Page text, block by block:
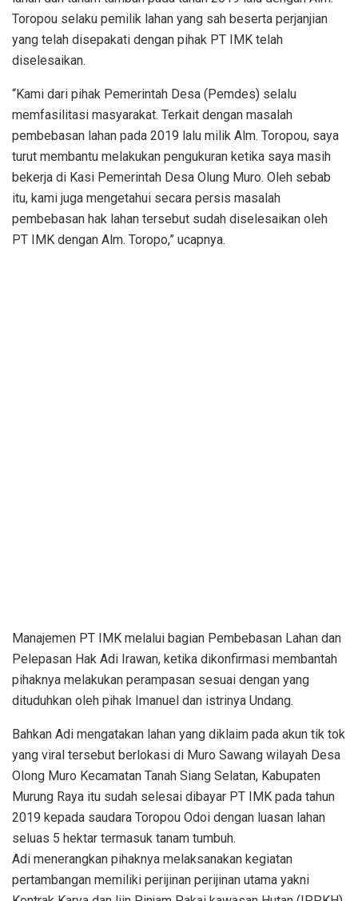
Toropou selaku pemilik lahan yang sah beserta perjanjian
yang telah disepakati dengan pihak PT IMK telah
diselesaikan.
“Kami dari pihak Pemerintah Desa (Pemdes) selalu
memfasilitasi masyarakat. Terkait dengan masalah
pembebasan lahan pada 2019 lalu milik Alm. Toropou, saya
turut membantu melakukan pengukuran ketika saya masih
bekerja di Kasi Pemerintah Desa Olung Muro. Oleh sebab
itu, kami juga mengetahui secara persis masalah
pembebasan hak lahan tersebut sudah diselesaikan oleh
PT IMK dengan Alm. Toropo,” ucapnya.
Manajemen PT IMK melalui bagian Pembebasan Lahan dan
Pelepasan Hak Adi Irawan, ketika dikonfirmasi membantah
pihaknya melakukan perampasan sesuai dengan yang
dituduhkan oleh pihak Imanuel dan istrinya Undang.
Bahkan Adi mengatakan lahan yang diklaim pada akun tik tok
yang viral tersebut berlokasi di Muro Sawang wilayah Desa
Olong Muro Kecamatan Tanah Siang Selatan, Kabupaten
Murung Raya itu sudah selesai dibayar PT IMK pada tahun
2019 kepada saudara Toropou Odoi dengan luasan lahan
seluas 5 hektar termasuk tanam tumbuh.
Adi menerangkan pihaknya melaksanakan kegiatan
pertambangan memiliki perijinan perijinan utama yakni